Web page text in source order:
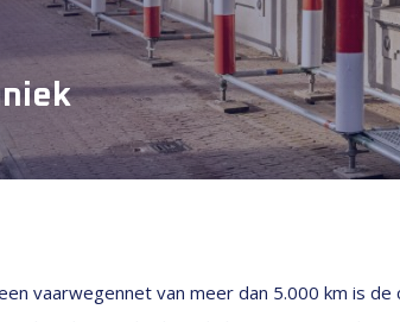
vaarwegennet van meer dan 5.000 km is de